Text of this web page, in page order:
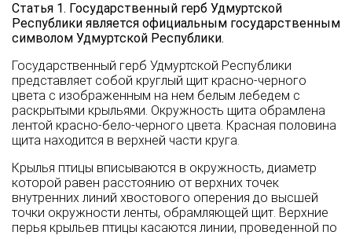
Статья 1. Государственный герб Удмуртской
Республики является официальным государственным
символом Удмуртской Республики.
Государственный герб Удмуртской Республики
представляет собой круглый щит красно-черного
цвета с изображенным на нем белым лебедем с
раскрытыми крыльями. Окружность щита обрамлена
лентой красно-бело-черного цвета. Красная половина
щита находится в верхней части круга.
Крылья птицы вписываются в окружность, диаметр
которой равен расстоянию от верхних точек
внутренних линий хвостового оперения до высшей
точки окружности ленты, обрамляющей щит. Верхние
перья крыльев птицы касаются линии, проведенной по